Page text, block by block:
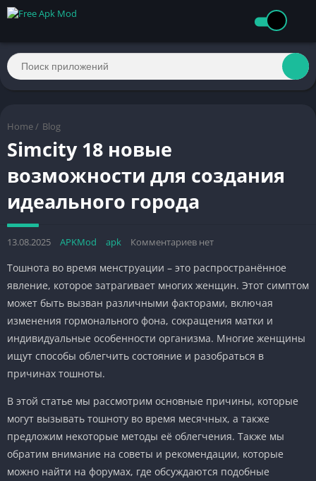
Home / Blog
Simcity 18 новые
возможности для создания
идеального города
13.08.2025 APKMod apk Комментариев нет
Тошнота во время менструации – это распространённое
явление, которое затрагивает многих женщин. Этот симптом
может быть вызван различными факторами, включая
изменения гормонального фона, сокращения матки и
индивидуальные особенности организма. Многие женщины
ищут способы облегчить состояние и разобраться в
причинах тошноты.
В этой статье мы рассмотрим основные причины, которые
могут вызывать тошноту во время месячных, а также
предложим некоторые методы её облегчения. Также мы
обратим внимание на советы и рекомендации, которые
можно найти на форумах, где обсуждаются подобные